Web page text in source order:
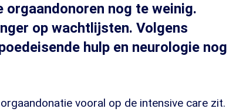
nog te weinig.
op wachtlijsten. Volgens
hulp en neurologie nog
vooral op de intensive care zit.